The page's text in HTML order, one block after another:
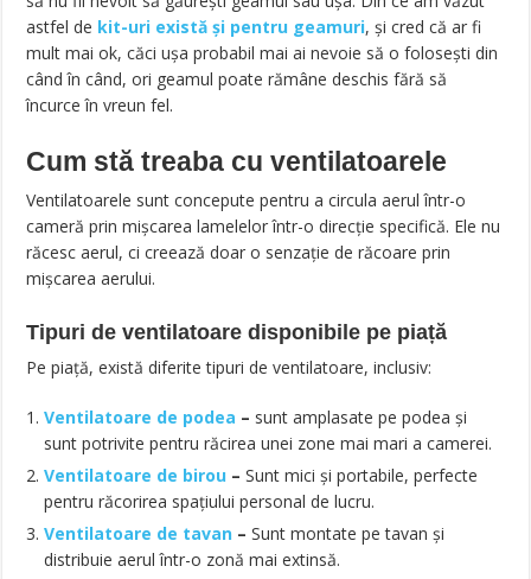
astfel de kit-uri există și pentru geamuri, și cred că ar fi
mult mai ok, căci ușa probabil mai ai nevoie să o folosești din
când în când, ori geamul poate rămâne deschis fără să
încurce în vreun fel.
Cum stă treaba cu ventilatoarele
Ventilatoarele sunt concepute pentru a circula aerul într-o
cameră prin mișcarea lamelelor într-o direcție specifică. Ele nu
răcesc aerul, ci creează doar o senzație de răcoare prin
mișcarea aerului.
Tipuri de ventilatoare disponibile pe piață
Pe piață, există diferite tipuri de ventilatoare, inclusiv:
Ventilatoare de podea – sunt amplasate pe podea și
sunt potrivite pentru răcirea unei zone mai mari a camerei.
Ventilatoare de birou – Sunt mici și portabile, perfecte
pentru răcorirea spațiului personal de lucru.
Ventilatoare de tavan – Sunt montate pe tavan și
distribuie aerul într-o zonă mai extinsă.